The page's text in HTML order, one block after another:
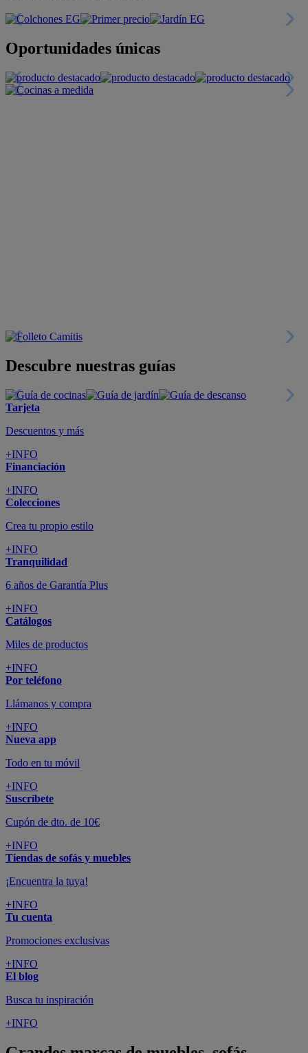
Oportunidades únicas
Descubre nuestras guías
Tarjeta
Descuentos y más
+INFO
Financiación
+INFO
Colecciones
Crea tu propio estilo
+INFO
Tranquilidad
6 años de Garantía Plus
+INFO
Catálogos
Miles de productos
+INFO
Por teléfono
Llámanos y compra
+INFO
Nueva app
Todo en tu móvil
+INFO
Suscríbete
Cupón de dto. de 10€
+INFO
Tiendas de sofás y muebles
¡Encuentra la tuya!
+INFO
Tu cuenta
Promociones exclusivas
+INFO
El blog
Busca tu inspiración
+INFO